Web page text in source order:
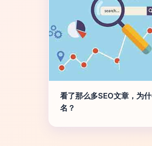
看了那么多SEO文章，为
名？